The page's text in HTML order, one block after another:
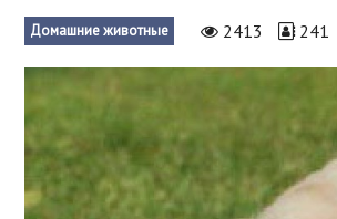
Происшествия
Hi-Tech. Интернет
Россия
Наука и техника
Политика
Домашние животные 2413 241